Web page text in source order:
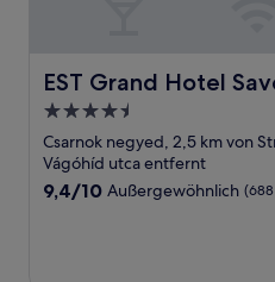
EST Grand Hotel
EST Grand Hotel Savoy
4.5-
Sterne-
Unterkunft
Csarnok negyed, 2,5 km von
Vágóhíd utca entfernt
9.4
9,4/10 Außergewöhnlich